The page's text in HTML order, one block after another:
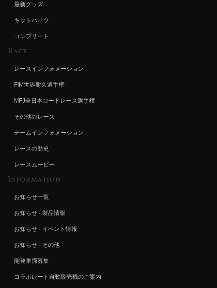
最新グッズ
キットパーツ
コンプリート
Race
レースインフォメーション
FIM世界耐久選手権
MFJ全日本ロードレース選手権
その他のレース
チームインフォメーション
レースの歴史
レースムービー
Information
お知らせ一覧
お知らせ - 製品情報
お知らせ - イベント情報
お知らせ - その他
開発車両募集
コラボレート自動販売機のご案内